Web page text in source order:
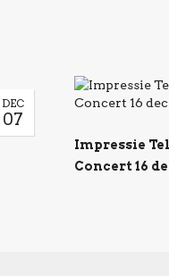
DEC
07
Impressie
Concert 16